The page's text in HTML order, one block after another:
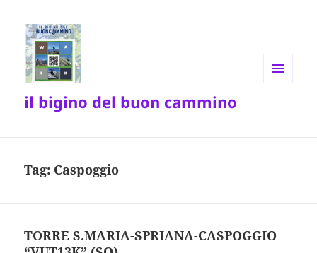
il bigino del buon cammino
Tag: Caspoggio
TORRE S.MARIA-SPRIANA-CASPOGGIO